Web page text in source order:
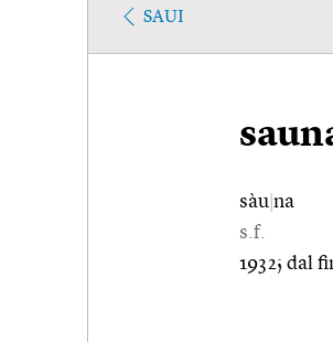
SAUI
sàu na
s.f.
1932; dal